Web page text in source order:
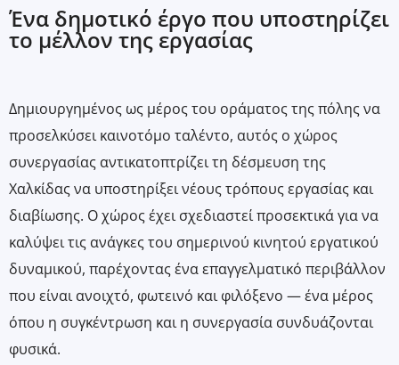
Ένα δημοτικό έργο που υποστηρίζει
το μέλλον της εργασίας
Δημιουργημένος ως μέρος του οράματος της πόλης να
προσελκύσει καινοτόμο ταλέντο, αυτός ο χώρος
συνεργασίας αντικατοπτρίζει τη δέσμευση της
Χαλκίδας να υποστηρίξει νέους τρόπους εργασίας και
διαβίωσης. Ο χώρος έχει σχεδιαστεί προσεκτικά για να
καλύψει τις ανάγκες του σημερινού κινητού εργατικού
δυναμικού, παρέχοντας ένα επαγγελματικό περιβάλλον
που είναι ανοιχτό, φωτεινό και φιλόξενο — ένα μέρος
όπου η συγκέντρωση και η συνεργασία συνδυάζονται
φυσικά.